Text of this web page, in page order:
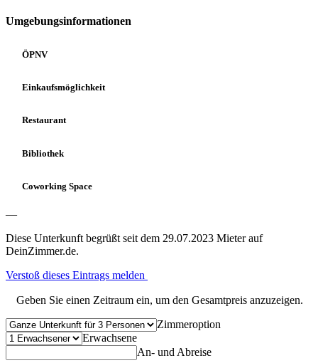
Umgebungsinformationen
ÖPNV
Einkaufsmöglichkeit
Restaurant
Bibliothek
Coworking Space
—
Diese Unterkunft begrüßt seit dem 29.07.2023 Mieter auf
DeinZimmer.de.
Verstoß dieses Eintrags melden
Geben Sie einen Zeitraum ein, um den Gesamtpreis anzuzeigen.
Zimmeroption
Erwachsene
An- und Abreise